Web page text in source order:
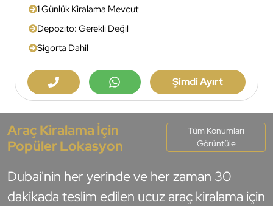
1 Günlük Kiralama Mevcut
Depozito: Gerekli Değil
Sigorta Dahil
Şimdi Ayırt
Araç Kiralama İçin
Popüler Lokasyon
Tüm Konumları
Görüntüle
Dubai'nin her yerinde ve her zaman 30
dakikada teslim edilen ucuz araç kiralama için